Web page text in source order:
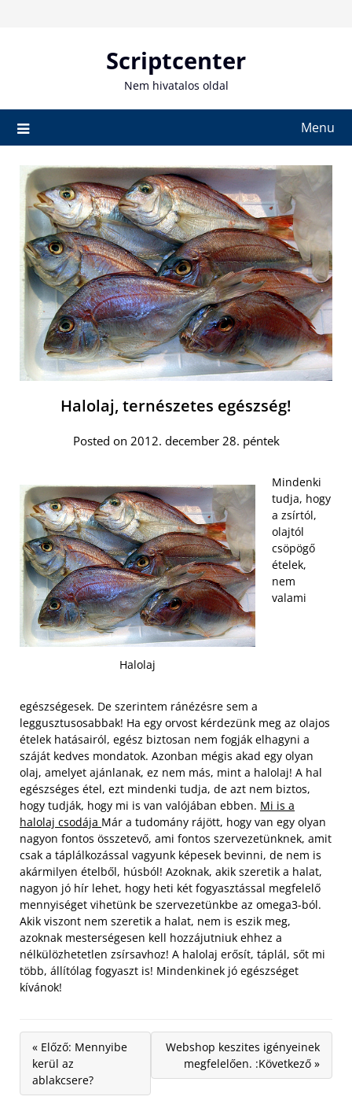
Scriptcenter
Nem hivatalos oldal
Menu
Halolaj, ternészetes egészség!
Posted on 2012. december 28. péntek
Halolaj
Mindenki
tudja, hogy
a zsírtól,
olajtól
csöpögő
ételek,
nem
valami
egészségesek. De szerintem ránézésre sem a
leggusztusosabbak! Ha egy orvost kérdezünk meg az olajos
ételek hatásairól, egész biztosan nem fogják elhagyni a
száját kedves mondatok. Azonban mégis akad egy olyan
olaj, amelyet ajánlanak, ez nem más, mint a halolaj! A hal
egészséges étel, ezt mindenki tudja, de azt nem biztos,
hogy tudják, hogy mi is van valójában ebben. Mi is a
halolaj csodája Már a tudomány rájött, hogy van egy olyan
nagyon fontos összetevő, ami fontos szervezetünknek, amit
csak a táplálkozással vagyunk képesek bevinni, de nem is
akármilyen ételből, húsból! Azoknak, akik szeretik a halat,
nagyon jó hír lehet, hogy heti két fogyasztással megfelelő
mennyiséget vihetünk be szervezetünkbe az omega3-ból.
Akik viszont nem szeretik a halat, nem is eszik meg,
azoknak mesterségesen kell hozzájutniuk ehhez a
nélkülözhetetlen zsírsavhoz! A halolaj erősít, táplál, sőt mi
több, állítólag fogyaszt is! Mindenkinek jó egészséget
kívánok!
« Előző: Mennyibe
kerül az
ablakcsere?
Webshop keszites igényeinek
megfelelően. :Következő »